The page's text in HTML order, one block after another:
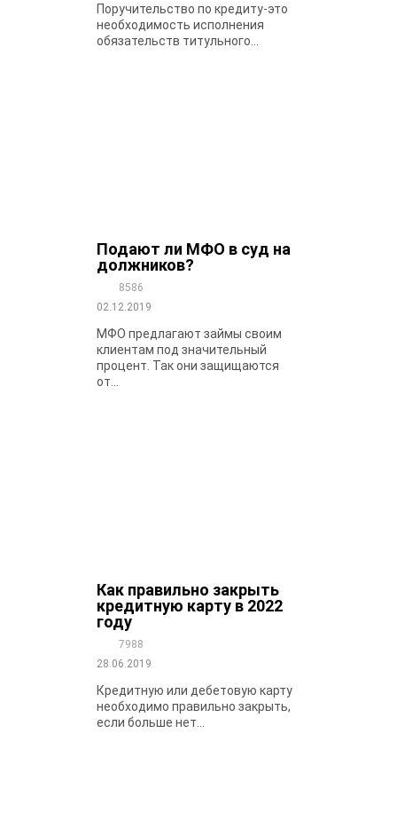
Поручительство по кредиту-это
необходимость исполнения
обязательств титульного...
Подают ли МФО в суд на
должников?
8586
02.12.2019
МФО предлагают займы своим
клиентам под значительный
процент. Так они защищаются
от...
Как правильно закрыть
кредитную карту в 2022
году
7988
28.06.2019
Кредитную или дебетовую карту
необходимо правильно закрыть,
если больше нет...